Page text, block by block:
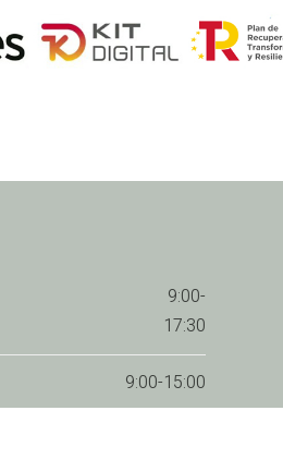
9:00-
17:30
9:00-15:00